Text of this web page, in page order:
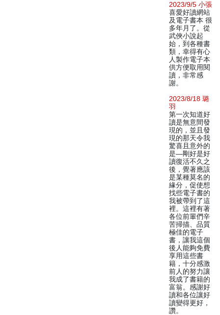
2023/9/5 小張
喜愛好讀網站
及電子書本 很
多年月了。從
武俠小說起
始，到各種書
類，幸得有心
人製作電子本
供方便取用閱
讀，非常感
謝。
2023/8/18 璐
羽
第一次知道好
讀是無意間發
現的，並且發
現的那天令我
驚喜且意外的
是—剛好是好
讀復活不久之
後，覺著應該
是某種莫名的
緣分，促使想
找些電子書的
我被帶到了這
裡。這裡有著
各位前輩們辛
苦掃描、品質
極佳的電子
書，讓我這個
後人能夠免費
享用這些書
籍，十分感激
前人的努力讓
我成了書籍的
富翁。感謝好
讀和各位讓好
讀變得更好，
讚。